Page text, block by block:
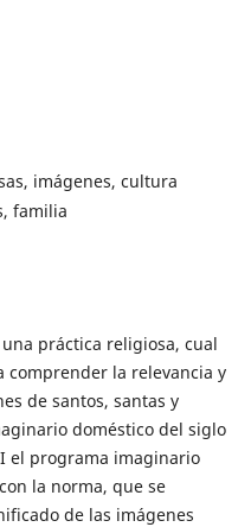
imágenes, cultura
familia
práctica religiosa, cual
comprender la relevancia y
de santos, santas y
doméstico del siglo
el programa imaginario
la norma, que se
de las imágenes